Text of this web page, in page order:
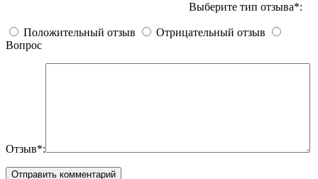
Выберите тип отзыва*:
Положительный отзыв
Отрицательный отзыв
Вопрос
Отзыв*: